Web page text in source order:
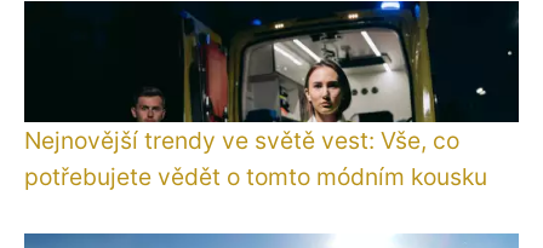
Nejnovější trendy ve světě vest: Vše, co
potřebujete vědět o tomto módním kousku